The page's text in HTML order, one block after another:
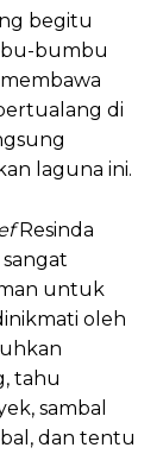
begitu
bumbu
di
laguna ini.
Resinda
untuk
oleh
tahu
sambal
dan tentu